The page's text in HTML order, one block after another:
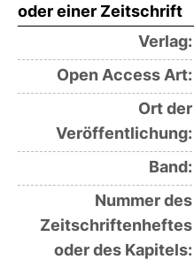
oder einer Zeitschrift
Verlag:
Open Access Art:
Ort der
Veröffentlichung:
Band:
Nummer des
Zeitschriftenheftes
oder des Kapitels: